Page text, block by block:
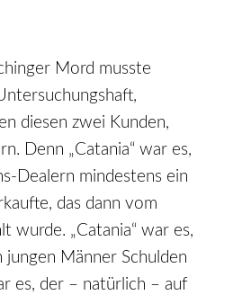
Mord musste
diesen zwei Kunden,
Denn „Catania“ war es,
Dealern mindestens ein
das dann vom
wurde. „Catania“ war es,
jungen Männer Schulden
es, der – natürlich – auf